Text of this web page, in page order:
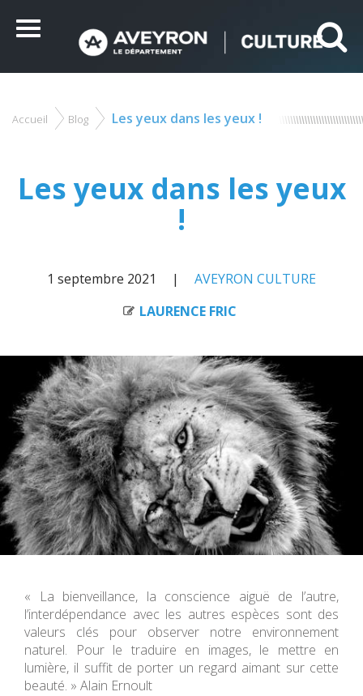
Menu
Vous
Accueil Blog Les yeux dans les yeux !
Les yeux dans les yeux
!
1 septembre 2021
AVEYRON CULTURE
LAURENCE FRIC
« La bienveillance, la conscience aiguë de l’autre,
l’interdépendance avec les autres espèces sont des
valeurs clés pour observer notre environnement
naturel. Pour le traduire en images, le mettre en
lumière, il suffit de porter un regard aimant sur cette
beauté. » Alain Ernoult
ceux que vous souhaitez activer
Tout accepter Tout refuser Personnaliser